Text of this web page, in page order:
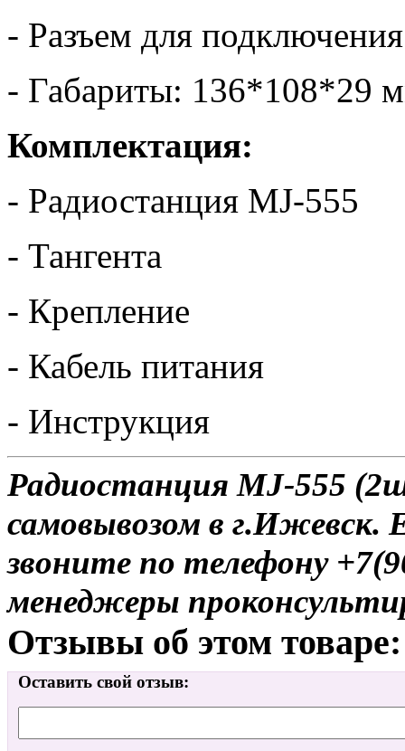
- Разъем для
- Габариты: 136*108*29
Комплектация:
- Радиостанция MJ-555
- Тангента
- Крепление
- Кабель питания
- Инструкция
Радиостанция MJ-555
самовывозом в г.Ижевск.
звоните по телефону
менеджеры
Отзывы об этом товаре:
Оставить свой отзыв: